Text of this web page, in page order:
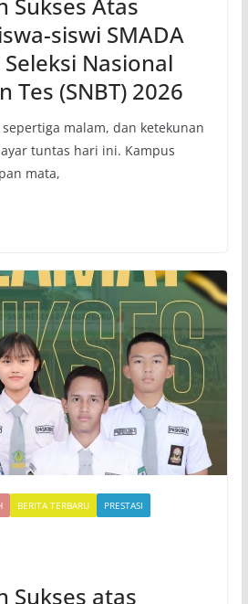
siswi SMADA
Nasional
Tes (SNBT) 2026
malam, dan ketekunan
tuntas hari ini. Kampus
mata,
BERITA TERBARU
PRESTASI
Sukses atas